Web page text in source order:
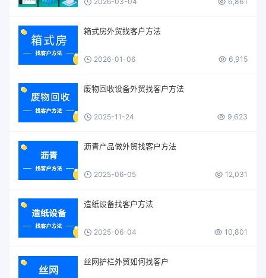
箱式房外贸找客户方法
2026-01-06 6,915
废物回收设备外贸找客户方法
2025-11-24 9,623
沥青产品做外贸找客户方法
2025-06-05 12,031
造纸设备找客户方法
2025-06-04 10,801
丝网护栏外贸如何找客户